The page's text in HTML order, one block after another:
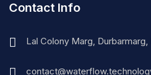
Contact Info
Lal Colony Marg, Durbarmarg,